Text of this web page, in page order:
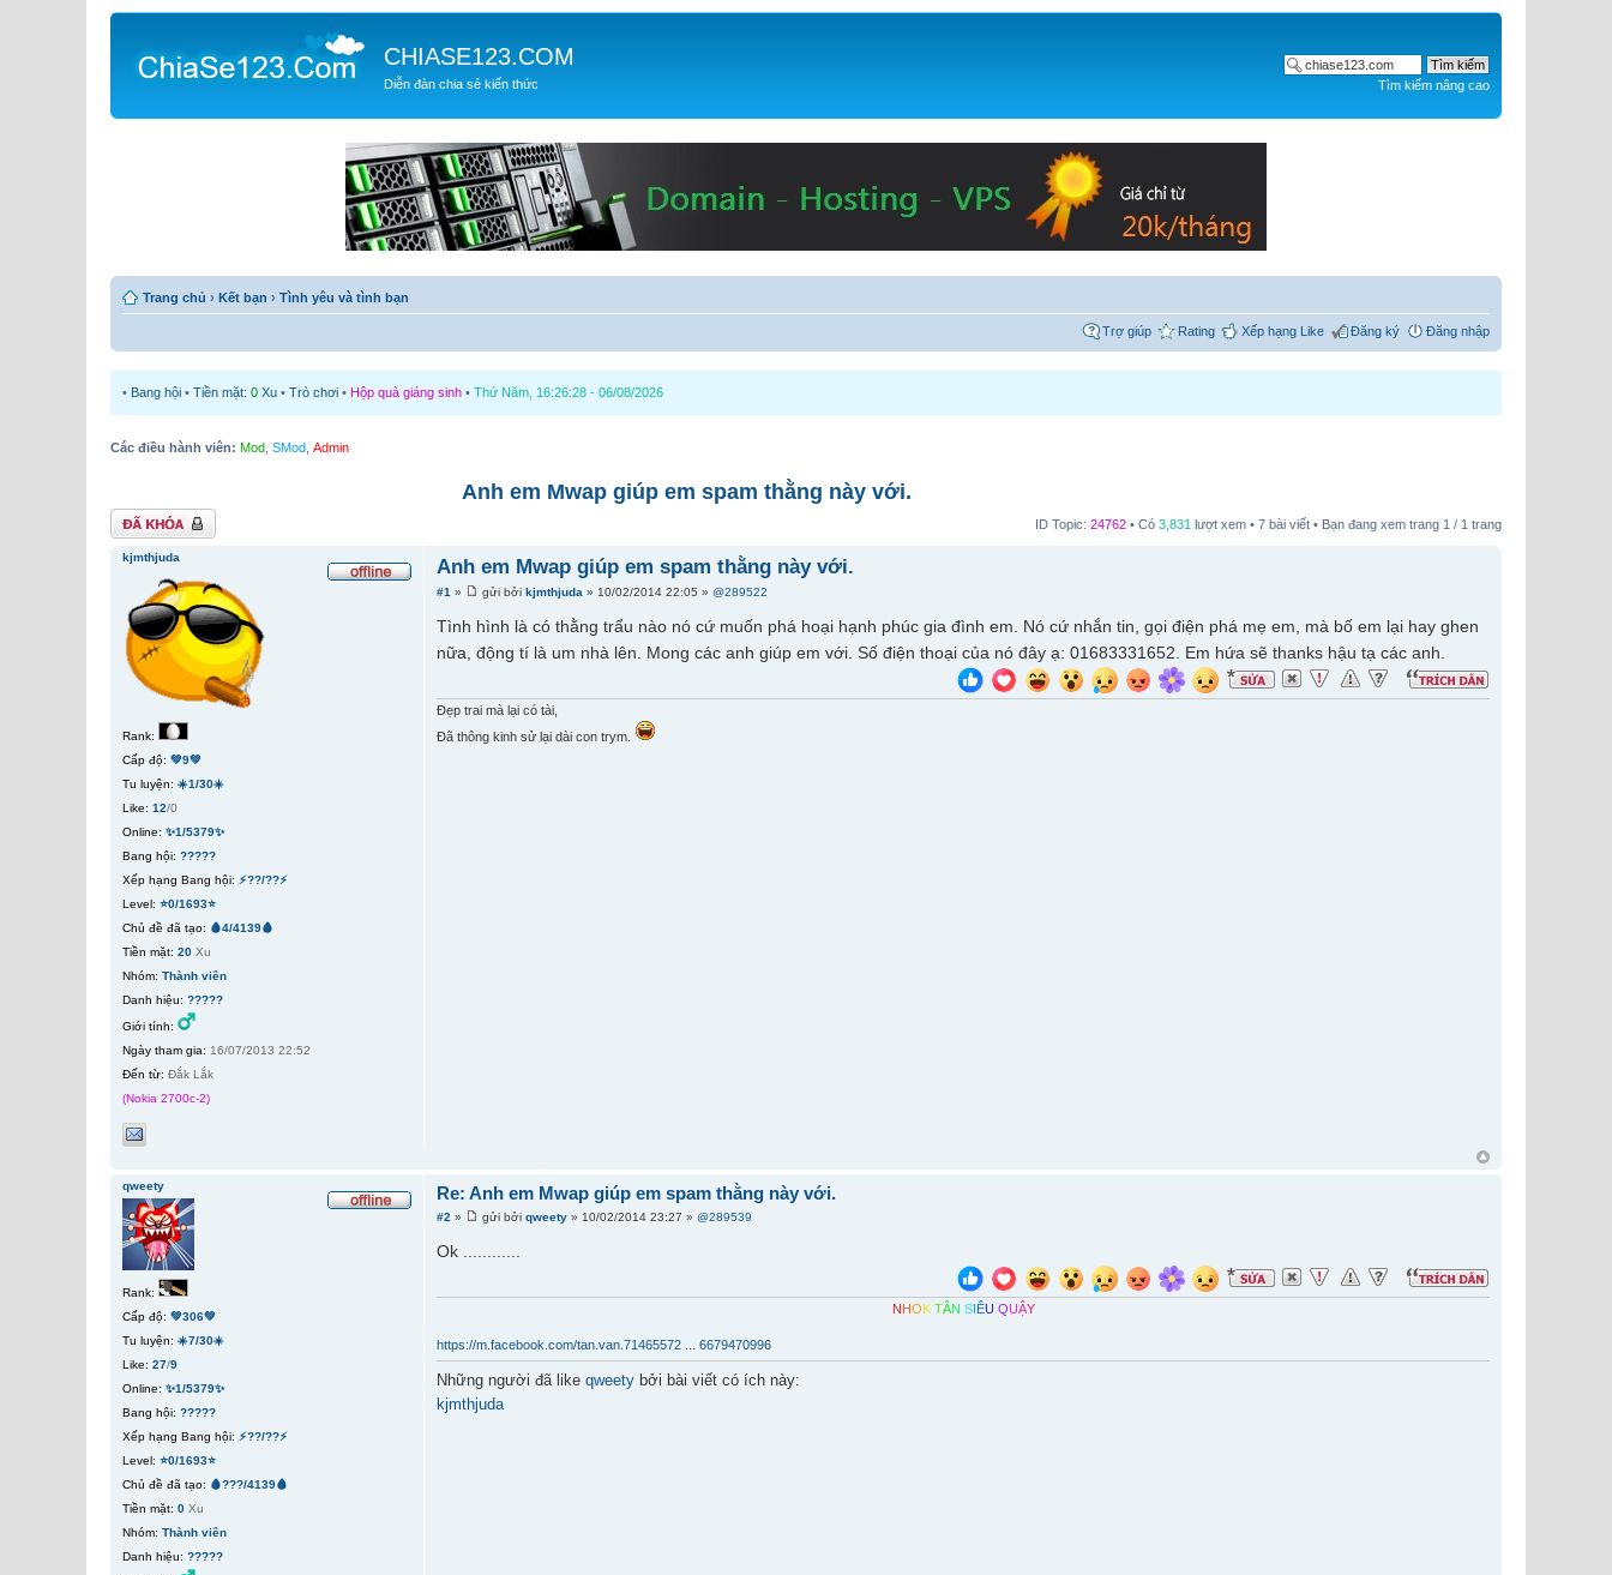
CHIASE123.COM
Diễn đàn chia sẻ kiến thức Tìm kiếm nâng cao
Trang chủ › Kết bạn › Tình yêu và tình bạn
Trợ giúp Rating Xếp hạng Like Đăng ký Đăng nhập
• Bang hội • Tiền mặt: 0 Xu • Trò chơi • Hộp quà giáng sinh • Thứ Năm, 16:26:28 - 06/08/2026
Các điều hành viên: Mod SMod Admin
Anh em Mwap giúp em spam thằng này với.
Chủ đề bị khóa ID Topic: 24762 • Có 3,831 lượt xem • 7 bài viết • Bạn đang xem trang 1 / 1 trang
Anh em Mwap giúp em spam thằng này với.
#1 » gửi bởikjmthjuda » 10/02/2014 22:05 »@289522
Tình hình là có thằng trẩu nào nó cứ muốn phá hoại hạnh phúc gia đình em. Nó cứ nhắn tin, gọi điện phá mẹ em, mà bố em lại hay ghen
nữa, động tí là um nhà lên. Mong các anh giúp em với. Số điện thoại của nó đây ạ: 01683331652. Em hứa sẽ thanks hậu tạ các anh.
Đẹp trai mà lại có tài,
Đã thông kinh sử lại dài con trym.
kjmthjuda
Rank:
Cấp độ: 💚9💚
Tu luyện: ☀️1/30☀️
Like: 12/0
Online: ✨1/5379✨
Bang hội: ?????
Xếp hạng Bang hội: ⚡??/??⚡
Level: ⭐0/1693⭐
Chủ đề đã tạo: 🩸4/4139🩸
Tiền mặt: 20 Xu
Nhóm: Thành viên
Danh hiệu: ?????
Giới tính:
Ngày tham gia: 16/07/2013 22:52
Đến từ: Đắk Lắk
(Nokia 2700c-2)
Re: Anh em Mwap giúp em spam thằng này với.
#2 » gửi bởiqweety » 10/02/2014 23:27 »@289539
Ok ............
NHOK TÂN SIÊU QUẬY
https://m.facebook.com/tan.van.71465572 ... 6679470996
Những người đã likeqweety bởi bài viết có ích này:
kjmthjuda
qweety
Rank:
Cấp độ: 💚306💚
Tu luyện: ☀️7/30☀️
Like: 27/9
Online: ✨1/5379✨
Bang hội: ?????
Xếp hạng Bang hội: ⚡??/??⚡
Level: ⭐0/1693⭐
Chủ đề đã tạo: 🩸???/4139🩸
Tiền mặt: 0 Xu
Nhóm: Thành viên
Danh hiệu: ?????